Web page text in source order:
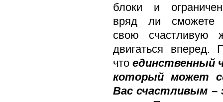
блоки и
вряд ли сможете
свою счастливую
двигаться вперед.
что единственный
который может
Вас счастливым